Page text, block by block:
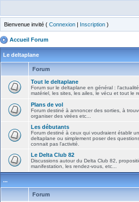
Bienvenue invité ( Connexion | Inscription )
Accueil Forum
Le deltaplane
Forum
Tout le deltaplane
Forum sur le deltaplane en général :
matériel, les sites, les ailes, le vécu et tout le
Plans de vol
Forum destiné à annoncer des sorties, à
organiser des virées etc...
Les débutants
Forum destiné à ceux qui voudraient établir
deltaplane ou simplement poser des
connait pas l'activité.
Le Delta Club 82
Discussions autour du Delta Club 82,
manifestation, les rendez-vous, etc...
...
Forum